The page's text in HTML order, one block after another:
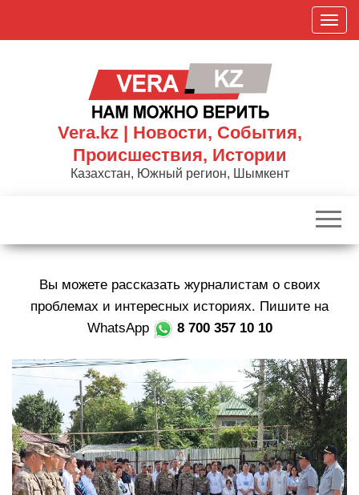
П
о
к
р
в
и
г
а
ц
и
ю
Vera.kz | Новости, События,
Происшествия, Истории
Казахстан, Южный регион, Шымкент
Вы можете рассказать журналистам о своих
проблемах и интересных историях. Пишите на
WhatsApp
8 700 357 10 10